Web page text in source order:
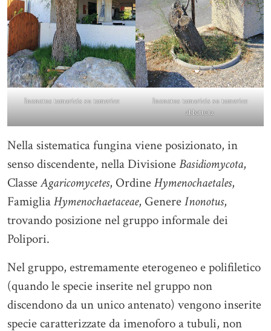
Inonotus tamaricis su tamerice
Inonotus tamaricis su tamerice
abbattuta
Nella sistematica fungina viene posizionato, in
senso discendente, nella DivisioneBasidiomycota,
ClasseAgaricomycetes, OrdineHymenochaetales,
FamigliaHymenochaetaceae, GenereInonotus,
trovando posizione nel gruppo informale dei
Polipori.
Nel gruppo, estremamente eterogeneo e polifiletico
(quando le specie inserite nel gruppo non
discendono da un unico antenato) vengono inserite
specie caratterizzate da imenoforo a tubuli, non